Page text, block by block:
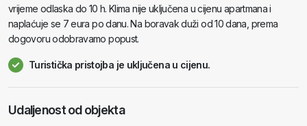
vrijeme odlaska do 10 h. Klima nije uključena u cijenu apartmana i
naplaćuje se 7 eura po danu. Na boravak duži od 10 dana, prema
dogovoru odobravamo popust.
Turistička pristojba je uključena u cijenu.
Udaljenost od objekta